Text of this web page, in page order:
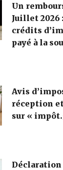
Un
Juillet
crédits
payé à la
Avis
réception
sur «